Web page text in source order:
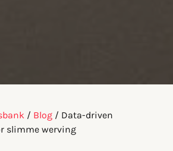
/ Blog / Data-driven
slimme werving